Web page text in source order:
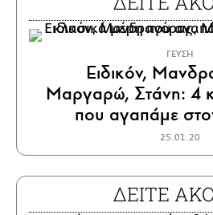
ΓΕΥΣΗ
Ειδικόν,
Μαργαρώ, Στάνη: 4
που αγαπάμε
25.01.20
ΔΕΙΤΕ